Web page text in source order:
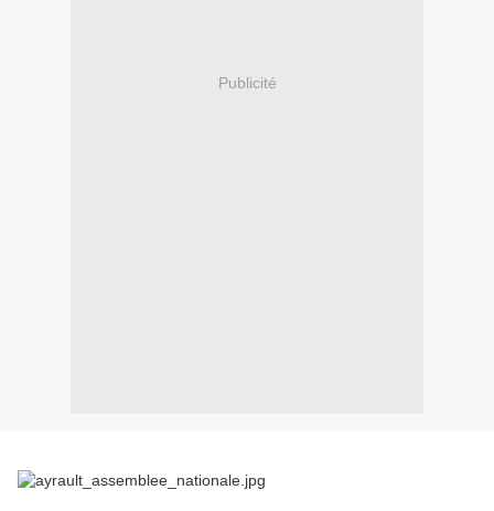
Publicité